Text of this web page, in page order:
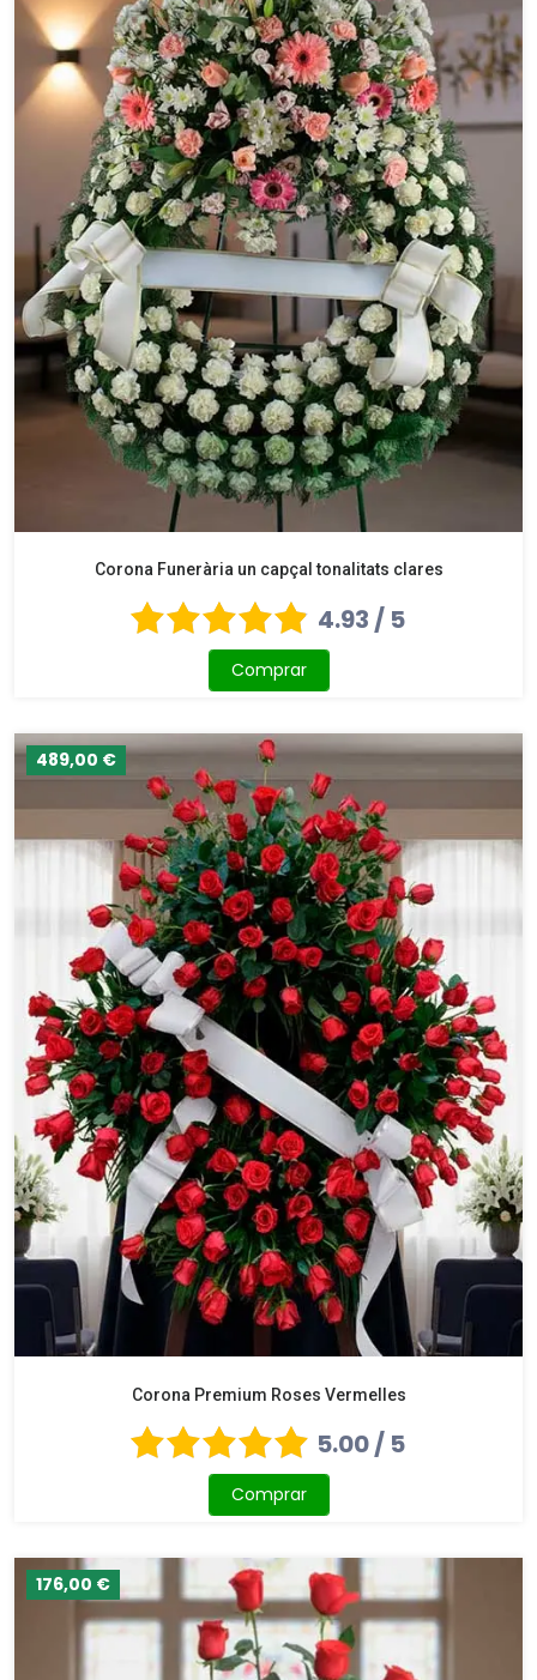
Corona Funerària un capçal tonalitats clares
4.93 / 5
Comprar
489,00 €
Corona Premium Roses Vermelles
5.00 / 5
Comprar
176,00 €